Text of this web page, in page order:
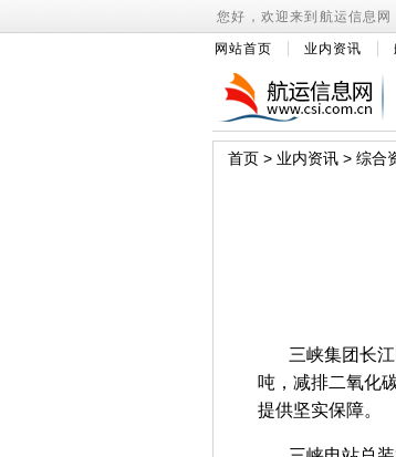
您好，欢迎来到航运信息网
网站首页 业内资讯
首页 > 业内资讯 > 综合
三峡集团长江
吨，减排二氧化
提供坚实保障。